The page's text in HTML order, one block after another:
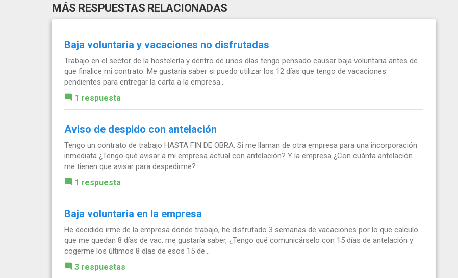
MÁS RESPUESTAS RELACIONADAS
Baja voluntaria y vacaciones no disfrutadas
Trabajo en el sector de la hostelería y dentro de unos días tengo pensado causar baja voluntaria antes de
que finalice mi contrato. Me gustaría saber si puedo utilizar los 12 días que tengo de vacaciones
pendientes para entregar la carta a la empresa...
1 respuesta
Aviso de despido con antelación
Tengo un contrato de trabajo HASTA FIN DE OBRA. Si me llaman de otra empresa para una incorporación
inmediata ¿Tengo qué avisar a mi empresa actual con antelación? Y la empresa ¿Con cuánta antelación
me tienen que avisar para despedirme?
1 respuesta
Baja voluntaria en la empresa
He decidido irme de la empresa donde trabajo, he disfrutado 3 semanas de vacaciones por lo que calculo
que me quedan 8 días de vac, me gustaría saber, ¿Tengo qué comunicárselo con 15 días de antelación y
cogerme los últimos 8 días de esos 15 de...
3 respuestas